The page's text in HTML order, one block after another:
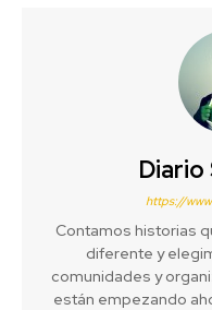
https://
Contamos historias
diferente y
comunidades y
están empezando